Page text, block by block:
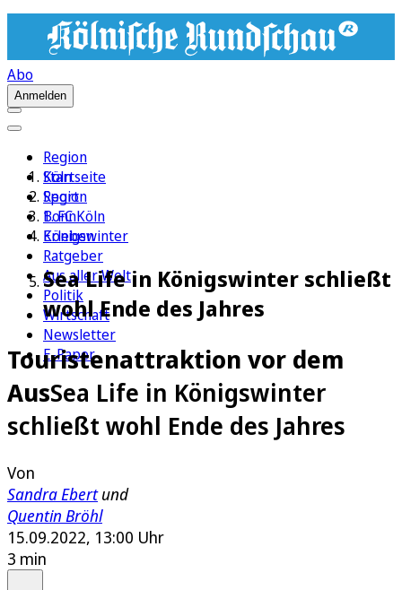
Abo
Anmelden
Region
Köln
Sport
1. FC Köln
Erleben
Ratgeber
Aus aller Welt
Politik
Wirtschaft
Newsletter
E-Paper
Startseite
Region
Bonn
Königswinter
Sea Life in Königswinter schließt
wohl Ende des Jahres
Touristenattraktion vor dem
AusSea Life in Königswinter
schließt wohl Ende des Jahres
Von
Sandra Ebertund
Quentin Bröhl
15.09.2022, 13:00 Uhr
3 min